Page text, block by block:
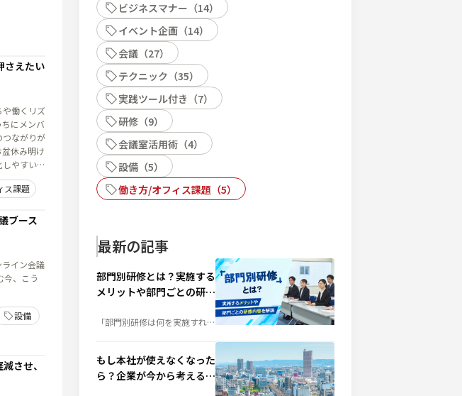
ビジネスマナー （14）
イベント企画 （14）
会議 （27）
テクニック （35）
実践ツール付き （7）
研修 （9）
会議室活用術 （4）
設備 （5）
働き方/オフィス課題 （5）
最新の記事
部門別研修とは？実施する
メリットや部門ごとの研修
「部門別研修は何を実施すれば
よい？」そんな担当者の疑問を
修内容例、成功させるポイント
まで、人材育成に役立つ情報を
分かりやすく解説します。
もし本社が使えなくなった
ら？企業が今から考えるべ
さえたい
や働くリズ
にメンバ
つながりが
やすいタ
の向上に
ス課題
ブース
イン会議
設備
させ、